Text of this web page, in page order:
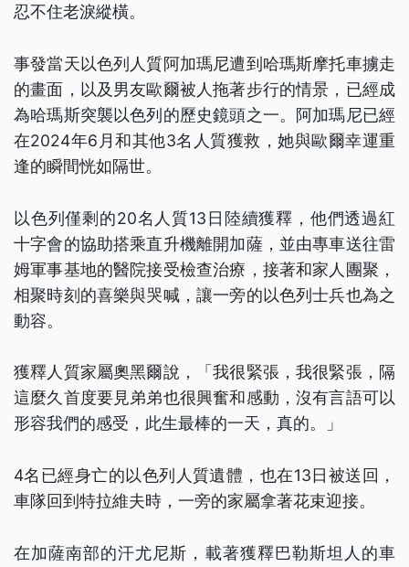
忍不住老淚縱橫。
事發當天以色列人質阿加瑪尼遭到哈瑪斯摩托車擄走
的畫面，以及男友歐爾被人拖著步行的情景，已經成
為哈瑪斯突襲以色列的歷史鏡頭之一。阿加瑪尼已經
在2024年6月和其他3名人質獲救，她與歐爾幸運重
逢的瞬間恍如隔世。
以色列僅剩的20名人質13日陸續獲釋，他們透過紅
十字會的協助搭乘直升機離開加薩，並由專車送往雷
姆軍事基地的醫院接受檢查治療，接著和家人團聚，
相聚時刻的喜樂與哭喊，讓一旁的以色列士兵也為之
動容。
獲釋人質家屬奧黑爾說，「我很緊張，我很緊張，隔
這麼久首度要見弟弟也很興奮和感動，沒有言語可以
形容我們的感受，此生最棒的一天，真的。」
4名已經身亡的以色列人質遺體，也在13日被送回，
車隊回到特拉維夫時，一旁的家屬拿著花束迎接。
在加薩南部的汗尤尼斯，載著獲釋巴勒斯坦人的車